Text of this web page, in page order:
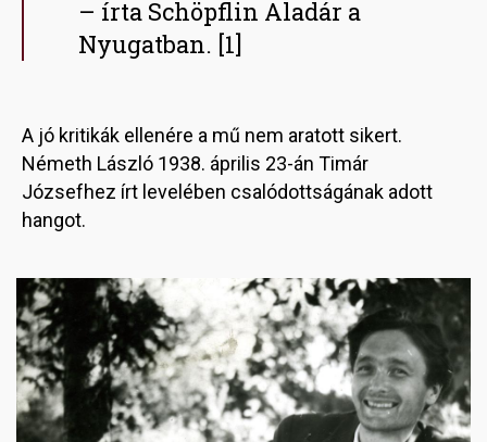
– írta Schöpflin Aladár a
Nyugatban. [1]
A jó kritikák ellenére a mű nem aratott sikert.
Németh László 1938. április 23-án Timár
Józsefhez írt levelében csalódottságának adott
hangot.
Image